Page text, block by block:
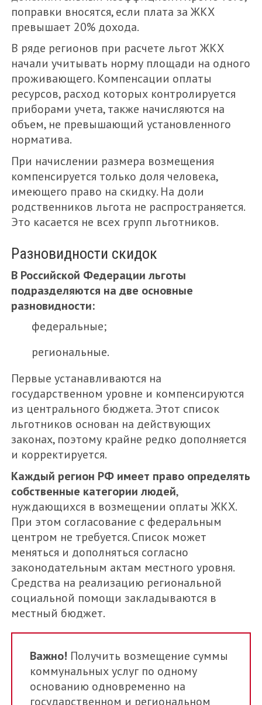
поправки вносятся, если плата за ЖКХ
превышает 20% дохода.
В ряде регионов при расчете льгот ЖКХ
начали учитывать норму площади на одного
проживающего. Компенсации оплаты
ресурсов, расход которых контролируется
приборами учета, также начисляются на
объем, не превышающий установленного
норматива.
При начислении размера возмещения
компенсируется только доля человека,
имеющего право на скидку. На доли
родственников льгота не распространяется.
Это касается не всех групп льготников.
Разновидности скидок
В Российской Федерации льготы
подразделяются на две основные
разновидности:
федеральные;
региональные.
Первые устанавливаются на
государственном уровне и компенсируются
из центрального бюджета. Этот список
льготников основан на действующих
законах, поэтому крайне редко дополняется
и корректируется.
Каждый регион РФ имеет право определять
собственные категории людей,
нуждающихся в возмещении оплаты ЖКХ.
При этом согласование с федеральным
центром не требуется. Список может
меняться и дополняться согласно
законодательным актам местного уровня.
Средства на реализацию региональной
социальной помощи закладываются в
местный бюджет.
Важно! Получить возмещение суммы
коммунальных услуг по одному
основанию одновременно на
государственном и региональном